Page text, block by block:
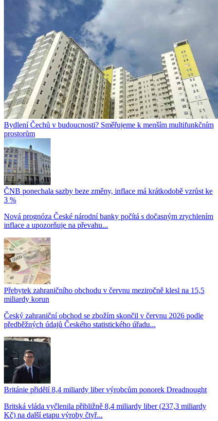
Bydlení Čechů v budoucnosti? Směřujeme k menším multifunkčním
prostorům
ČNB ponechala sazby beze změny, inflace má krátkodobě vzrůst ke
3 %
Nová prognóza České národní banky počítá s dočasným zrychlením
inflace a upozorňuje na převahu...
Přebytek zahraničního obchodu v červnu meziročně klesl na 15,5
miliardy korun
Český zahraniční obchod se zbožím skončil v červnu 2026 podle
předběžných údajů Českého statistického úřadu...
Británie přidělí 8,4 miliardy liber výrobcům ponorek Dreadnought
Britská vláda vyčlenila přibližně 8,4 miliardy liber (237,3 miliardy
Kč) na další etapu výroby čtyř...